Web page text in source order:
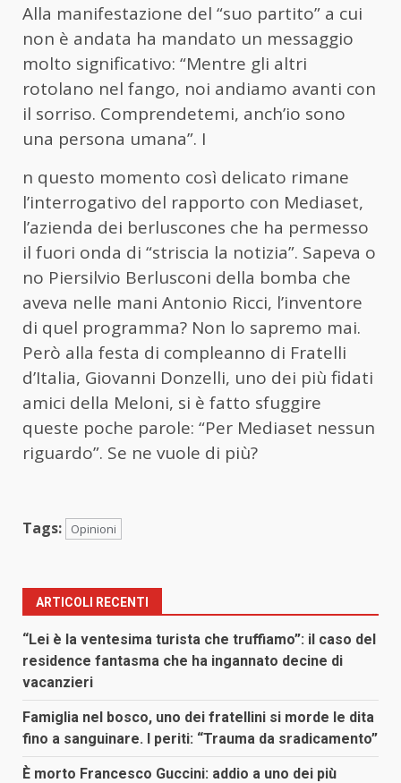
Alla manifestazione del “suo partito” a cui
non è andata ha mandato un messaggio
molto significativo: “Mentre gli altri
rotolano nel fango, noi andiamo avanti con
il sorriso. Comprendetemi, anch’io sono
una persona umana”. I
n questo momento così delicato rimane
l’interrogativo del rapporto con Mediaset,
l’azienda dei berluscones che ha permesso
il fuori onda di “striscia la notizia”. Sapeva o
no Piersilvio Berlusconi della bomba che
aveva nelle mani Antonio Ricci, l’inventore
di quel programma? Non lo sapremo mai.
Però alla festa di compleanno di Fratelli
d’Italia, Giovanni Donzelli, uno dei più fidati
amici della Meloni, si è fatto sfuggire
queste poche parole: “Per Mediaset nessun
riguardo”. Se ne vuole di più?
Tags: Opinioni
ARTICOLI RECENTI
“Lei è la ventesima turista che truffiamo”: il caso del
residence fantasma che ha ingannato decine di
vacanzieri
Famiglia nel bosco, uno dei fratellini si morde le dita
fino a sanguinare. I periti: “Trauma da sradicamento”
È morto Francesco Guccini: addio a uno dei più